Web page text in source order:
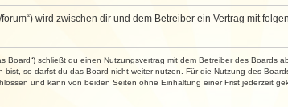
forum“) wird zwischen dir und dem Betreiber ein Vertrag mit
Board“) schließt du einen Nutzungsvertrag mit dem Betreiber des
so darfst du das Board nicht weiter nutzen. Für die Nutzung des
und kann von beiden Seiten ohne Einhaltung einer Frist jederzeit